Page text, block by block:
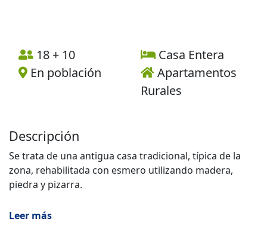
18 + 10
Casa Entera
En población
Apartamentos
Rurales
Descripción
Se trata de una antigua casa tradicional, típica de la
zona, rehabilitada con esmero utilizando madera,
piedra y pizarra.
Se compone de cinco apartamentos uno de ellos
Leer más